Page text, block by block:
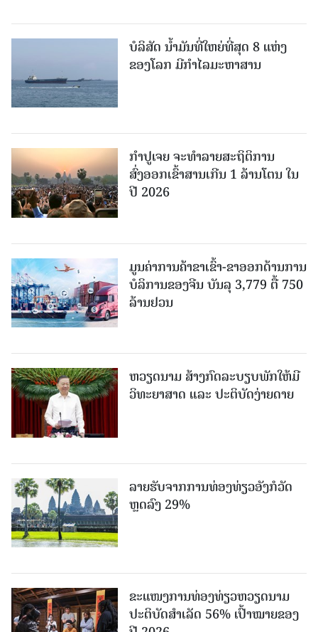
ບໍລິສັດ ນ້ຳມັນທີ່ໃຫຍ່ທີ່ສຸດ 8 ແຫ່ງ
ຂອງໂລກ ມີກຳໄລມະຫາສານ
ກຳປູເຈຍ ຈະທຳລາຍສະຖິຕິການ
ສົ່ງອອກເຂົ້າສານເກີນ 1 ລ້ານໂຕນ ໃນ
ປີ 2026
ມູນຄ່າການຄ້າຂາເຂົ້າ-ຂາອອກດ້ານການ
ບໍລິການຂອງຈີນ ບັນລຸ 3,779 ຕື້ 750
ລ້ານຢວນ
ຫວຽດນາມ ສ້າງກົດລະບຽບພັກໃຫ້ມີ
ວິທະຍາສາດ ແລະ ປະຕິບັດງ່າຍດາຍ
ລາຍຮັບຈາກການທ່ອງທ່ຽວອັງກໍວັດ
ຫຼດລົງ 29%
ຂະ​ແໜງ​ການ​ທ່ອງ​ທ່ຽວຫວຽດນາມ ​
ປະ​ຕິ​ບັດ​ສຳ​ເລັດ 56% ເປົ້າ​ໝາຍຂອງ